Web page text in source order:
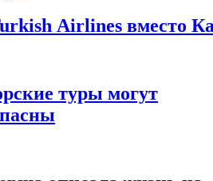
Airlines вместо
туры могут